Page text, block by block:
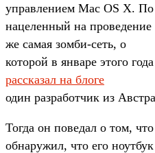
управлением Mac OS X.
нацеленный на проведение
же самая зомби-сеть, о
которой в январе этого года
рассказал на блоге
один разработчик из
Тогда он поведал о том,
обнаружил, что его